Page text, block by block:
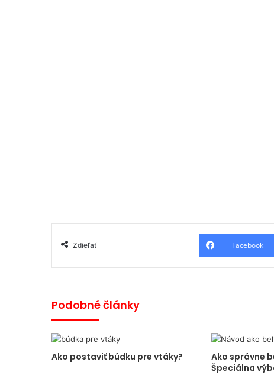
Zdieľať Facebook
Podobné články
Ako postaviť búdku pre vtáky?
Ako správne
Špeciálna